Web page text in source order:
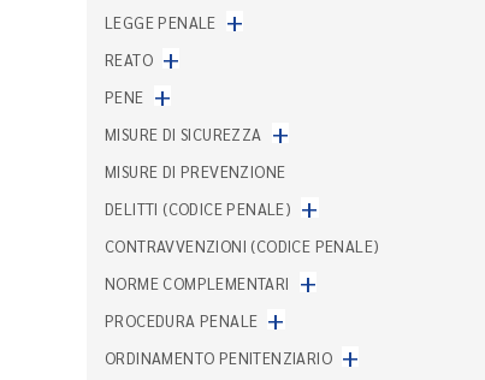
LEGGE PENALE +
REATO +
PENE +
MISURE DI SICUREZZA +
MISURE DI PREVENZIONE
DELITTI (CODICE PENALE) +
CONTRAVVENZIONI (CODICE PENALE)
NORME COMPLEMENTARI
+
PROCEDURA PENALE +
ORDINAMENTO PENITENZIARIO +